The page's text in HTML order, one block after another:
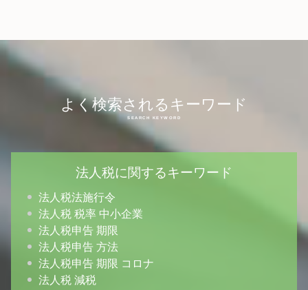
よく検索されるキーワード
法人税に関するキーワード
法人税法施行令
法人税 税率 中小企業
法人税申告 期限
法人税申告 方法
法人税申告 期限 コロナ
法人税 減税